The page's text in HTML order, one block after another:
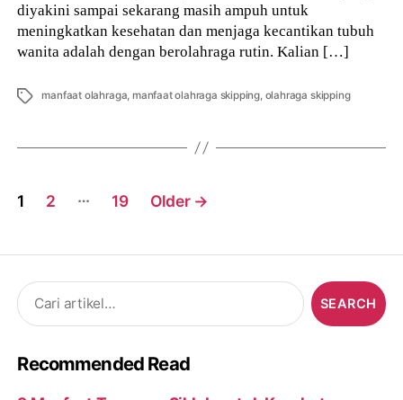
diyakini sampai sekarang masih ampuh untuk
meningkatkan kesehatan dan menjaga kecantikan tubuh
wanita adalah dengan berolahraga rutin. Kalian […]
Tags manfaat olahraga, manfaat olahraga skipping, olahraga skipping
Posts
navigation
1 2 … 19 Older →
Search
for:
Recommended Read